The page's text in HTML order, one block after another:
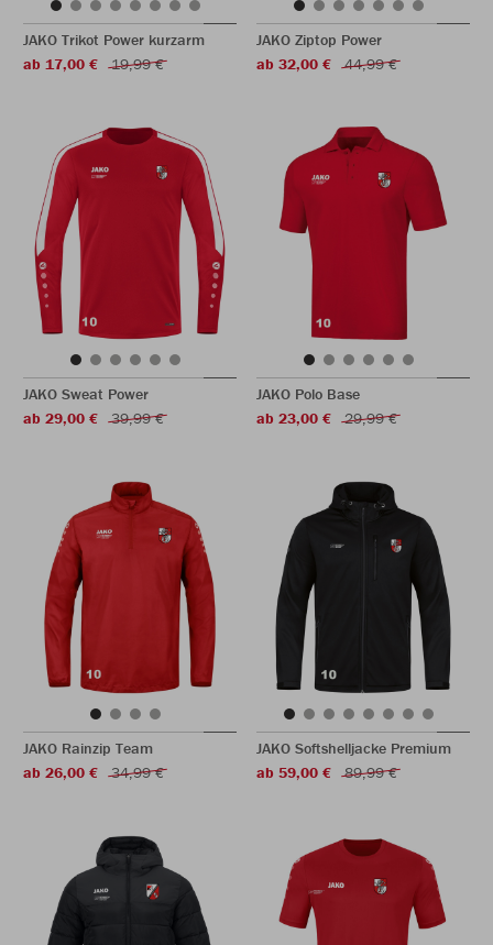
JAKO Trikot Power kurzarm
ab 17,00 €
19,99 €
JAKO Ziptop Power
ab 32,00 €
44,99 €
JAKO Sweat Power
ab 29,00 €
39,99 €
JAKO Polo Base
ab 23,00 €
29,99 €
JAKO Rainzip Team
ab 26,00 €
34,99 €
JAKO Softshelljacke Premium
ab 59,00 €
89,99 €